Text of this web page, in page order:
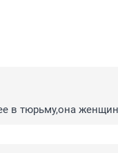
в тюрьму,она